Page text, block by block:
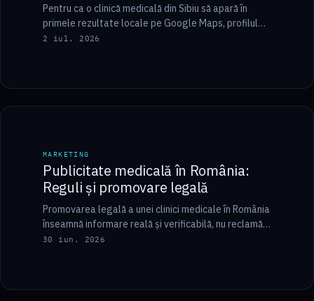
Pentru ca o clinică medicală din Sibiu să apară în
primele rezultate locale pe Google Maps, profilul
Google Business trebuie să aibă…
2 iul. 2026
12 min
MARKETING
Publicitate medicală în România:
Reguli și promovare legală
Promovarea legală a unei clinici medicale în România
înseamnă informare reală și verificabilă, nu reclamă
comercială agresivă. Cadrul este stabilit de Codul…
30 iun. 2026